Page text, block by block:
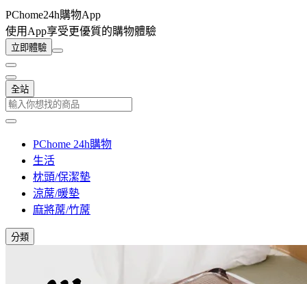
PChome24h購物App
使用App享受更優質的購物體驗
立即體驗
全站
PChome 24h購物
生活
枕頭/保潔墊
涼蓆/暖墊
麻將蓆/竹蓆
分類